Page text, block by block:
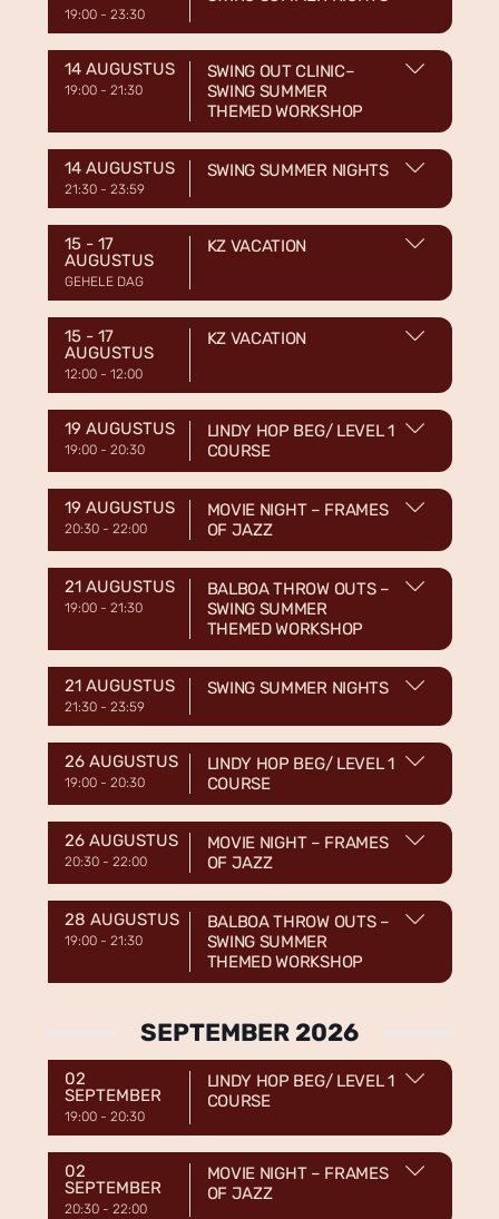
19:00- 23:30
14 AUGUSTUS
19:00- 21:30
SWING OUT CLINIC–
SWING SUMMER
THEMED WORKSHOP
14 AUGUSTUS
21:30- 23:59
SWING SUMMER NIGHTS
15 - 17
AUGUSTUS
GEHELE DAG
KZ VACATION
15 - 17
AUGUSTUS
12:00- 12:00
KZ VACATION
19 AUGUSTUS
19:00- 20:30
LINDY HOP BEG/ LEVEL 1
COURSE
19 AUGUSTUS
20:30- 22:00
MOVIE NIGHT – FRAMES
OF JAZZ
21 AUGUSTUS
19:00- 21:30
BALBOA THROW OUTS –
SWING SUMMER
THEMED WORKSHOP
21 AUGUSTUS
21:30- 23:59
SWING SUMMER NIGHTS
26 AUGUSTUS
19:00- 20:30
LINDY HOP BEG/ LEVEL 1
COURSE
26 AUGUSTUS
20:30- 22:00
MOVIE NIGHT – FRAMES
OF JAZZ
28 AUGUSTUS
19:00- 21:30
BALBOA THROW OUTS –
SWING SUMMER
THEMED WORKSHOP
SEPTEMBER 2026
02
SEPTEMBER
19:00- 20:30
LINDY HOP BEG/ LEVEL 1
COURSE
02
SEPTEMBER
20:30- 22:00
MOVIE NIGHT – FRAMES
OF JAZZ